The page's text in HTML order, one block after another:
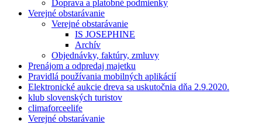
Doprava a platobné podmienky
Verejné obstarávanie
Verejné obstarávanie
IS JOSEPHINE
Archív
Objednávky, faktúry, zmluvy
Prenájom a odpredaj majetku
Pravidlá používania mobilných aplikácií
Elektronické aukcie dreva sa uskutočnia dňa 2.9.2020.
klub slovenských turistov
climaforceelife
Verejné obstarávanie